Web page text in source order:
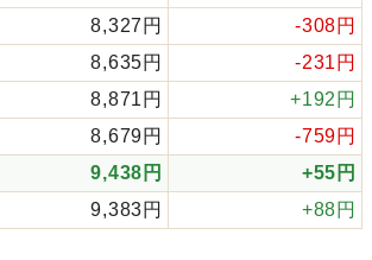
8,327円
-308円
8,635円
-231円
8,871円
+192円
8,679円
-759円
9,438円
+55円
9,383円 +88円